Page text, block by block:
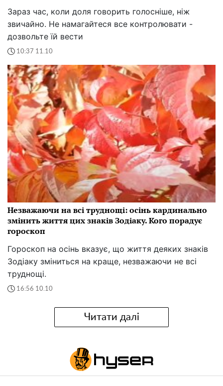
Зараз час, коли доля говорить голосніше, ніж
звичайно. Не намагайтеся все контролювати -
дозвольте їй вести
10:37 11.10
Незважаючи на всі труднощі: осінь кардинально
змінить життя цих знаків Зодіаку. Кого порадує
гороскоп
Гороскоп на осінь вказує, що життя деяких знаків
Зодіаку зміниться на краще, незважаючи не всі
труднощі.
16:56 10.10
Читати далі